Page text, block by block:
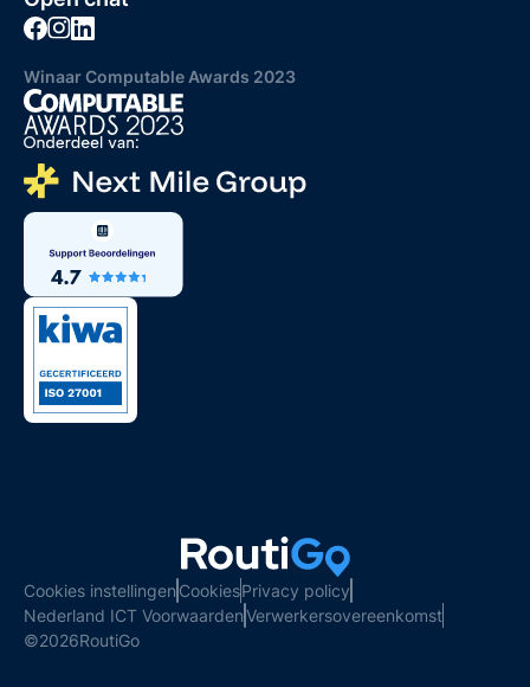
Winaar Computable Awards 2023
Cookies instellingen CookiesPrivacy policy
Nederland ICT VoorwaardenVerwerkersovereenkomst
©2026RoutiGo